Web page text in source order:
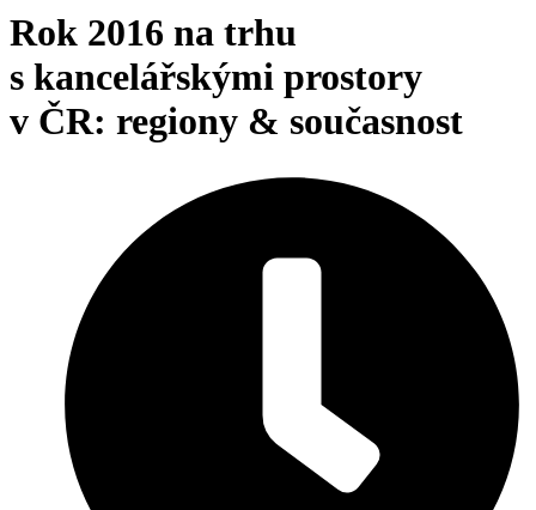
Rok 2016 na trhu
s kancelářskými prostory
v ČR: regiony & současnost